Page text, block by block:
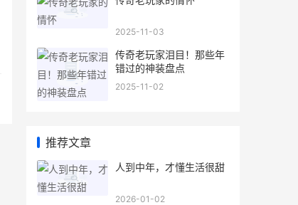
2025-11-03
传奇老玩家泪目！那些年
错过的神装盘点
2025-11-02
推荐文章
人到中年，才懂生活很甜
2026-01-02